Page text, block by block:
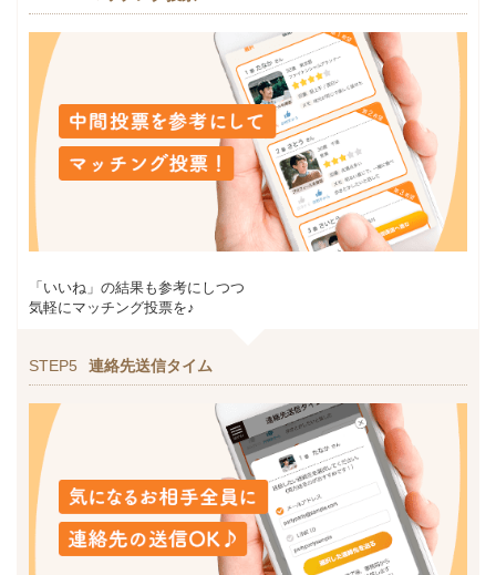
「いいね」の結果も参考にしつつ
気軽にマッチング投票を♪
STEP5 連絡先送信タイム